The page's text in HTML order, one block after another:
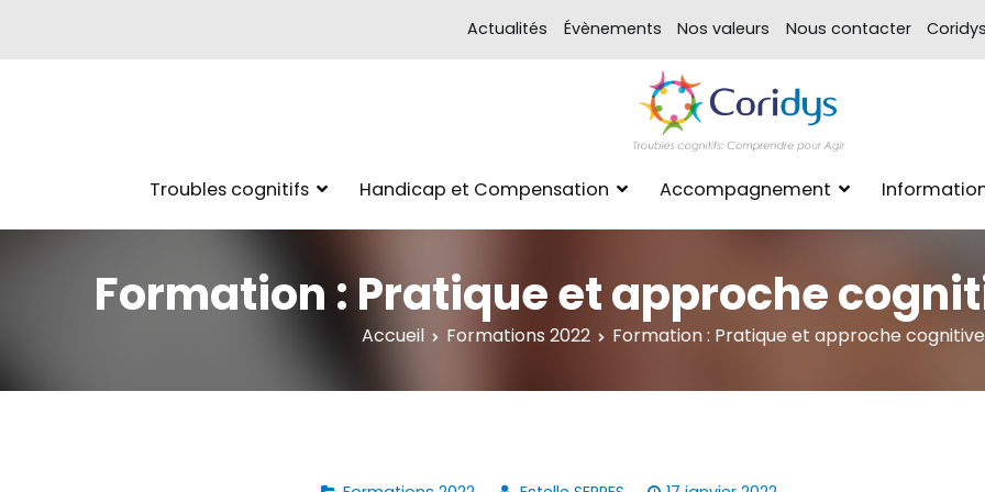
Actualités Évènements Nos valeurs Nous contacter
xpertise
Troubles cognitifs Handicap et Compensation Accompagnement
Formation : Pratique et approche
Accueil Formations 2022 Formation : Pratique et approche cognitive